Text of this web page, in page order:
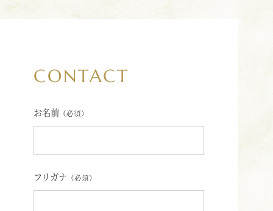
CONTACT
お名前 （必須）
フリガナ （必須）